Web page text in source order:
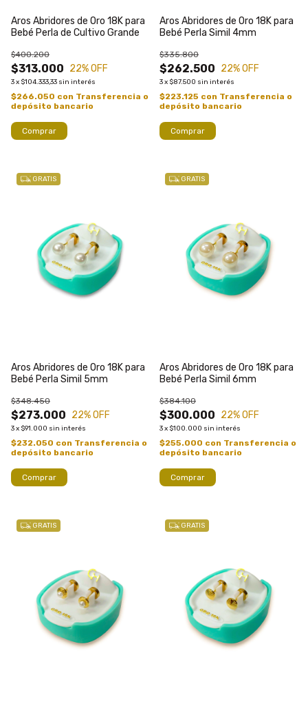
Aros Abridores de Oro 18K para
Bebé Perla de Cultivo Grande
$313.000
$400.200
22% OFF
3x $104.333,33 sin interés
$266.050 con Transferencia o
depósito bancario
Aros Abridores de Oro 18K para
Bebé Perla Simil 4mm
$262.500
$335.800
22% OFF
3x $87.500 sin interés
$223.125 con Transferencia o
depósito bancario
GRATIS
Aros Abridores de Oro 18K para
Bebé Perla Simil 5mm
$273.000
$348.450
22% OFF
3x $91.000 sin interés
$232.050 con Transferencia o
depósito bancario
GRATIS
Aros Abridores de Oro 18K para
Bebé Perla Simil 6mm
$300.000
$384.100
22% OFF
3x $100.000 sin interés
$255.000 con Transferencia o
depósito bancario
GRATIS GRATIS